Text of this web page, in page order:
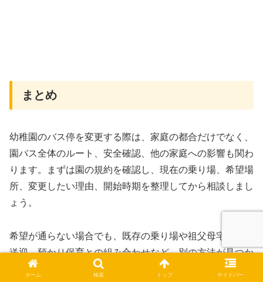
まとめ
幼稚園のバス停を変更する際は、家庭の都合だけでなく、
園バス全体のルート、安全確認、他の家庭への影響も関わ
ります。まずは園の規約を確認し、現在の乗り場、希望場
所、変更したい理由、開始時期を整理してから相談しまし
ょう。
希望が通らない場合でも、既存の乗り場や祖父母宅、徒歩
送迎、預かり保育との組み合わせなど、別の方法が見つか
ることもあります。
ホーム 検索 トップ サイドバー